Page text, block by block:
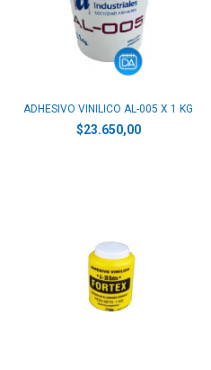
ADHESIVO VINILICO AL-005 X 1 KG
$23.650,00